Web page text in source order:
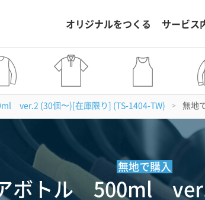
オリジナルをつくる サービス
ver.2 (30個〜)[在庫限り] (TS-1404-TW) > 無地
無地で購入
ボトル 500ml